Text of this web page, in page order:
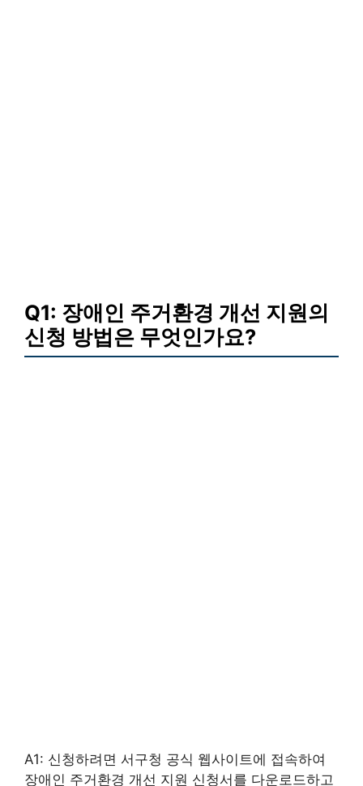
Q1: 장애인 주거환경 개선 지원의
신청 방법은 무엇인가요?
A1: 신청하려면 서구청 공식 웹사이트에 접속하여
장애인 주거환경 개선 지원 신청서를 다운로드하고